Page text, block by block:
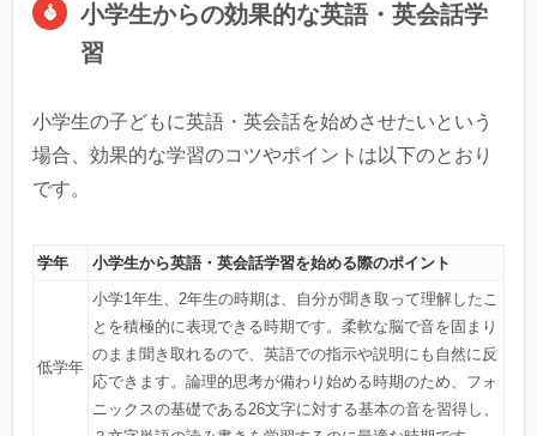
小学生からの効果的な英語・英会話学
習
小学生の子どもに英語・英会話を始めさせたいという
場合、効果的な学習のコツやポイントは以下のとおり
です。
学年 小学生から英語・英会話学習を始める際のポイント
低学年
小学1年生、2年生の時期は、自分が聞き取って理解したこ
とを積極的に表現できる時期です。柔軟な脳で音を固まり
のまま聞き取れるので、英語での指示や説明にも自然に反
応できます。論理的思考が備わり始める時期のため、フォ
ニックスの基礎である26文字に対する基本の音を習得し、